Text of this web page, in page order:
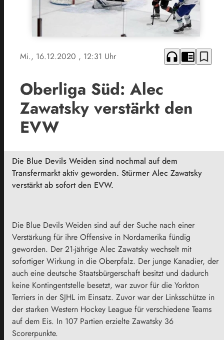
Mi., 16.12.2020 , 12:31 Uhr headphones chrome_reader_mode bookmark_border
Oberliga Süd: Alec
Zawatsky verstärkt den
EVW
Die Blue Devils Weiden sind nochmal auf dem
Transfermarkt aktiv geworden. Stürmer Alec Zawatsky
verstärkt ab sofort den EVW.
Die Blue Devils Weiden sind auf der Suche nach einer
Verstärkung für ihre Offensive in Nordamerika fündig
geworden. Der 21-jährige Alec Zawatsky wechselt mit
sofortiger Wirkung in die Oberpfalz. Der junge Kanadier, der
auch eine deutsche Staatsbürgerschaft besitzt und dadurch
keine Kontingentstelle besetzt, war zuvor für die Yorkton
Terriers in der SJHL im Einsatz. Zuvor war der Linksschütze in
der starken Western Hockey League für verschiedene Teams
auf dem Eis. In 107 Partien erzielte Zawatsky 36
Scorerpunkte.